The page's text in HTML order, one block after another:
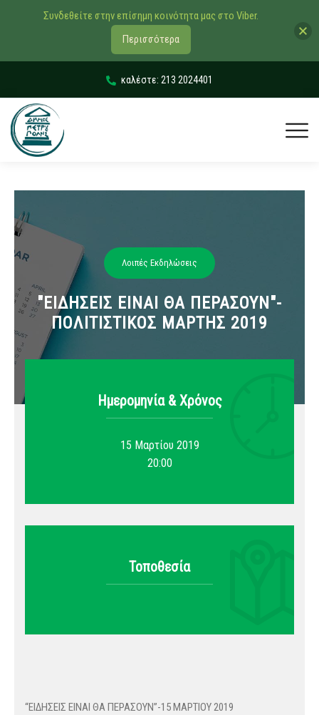
καλέστε: 213 2024401
Λοιπές Εκδηλώσεις
"ΕΙΔΗΣΕΙΣ ΕΙΝΑΙ ΘΑ ΠΕΡΑΣΟΥΝ"-
ΠΟΛΙΤΙΣΤΙΚΟΣ ΜΑΡΤΗΣ 2019
Ημερομηνία & Xρόνος
15 Μαρτίου 2019
20:00
Τοποθεσία
“ΕΙΔΗΣΕΙΣ ΕΙΝΑΙ ΘΑ ΠΕΡΑΣΟΥΝ”-15 ΜΑΡΤΙΟΥ 2019
Συνδεθείτε στην επίσημη κοινότητα μας στο Viber.
Περισσότερα